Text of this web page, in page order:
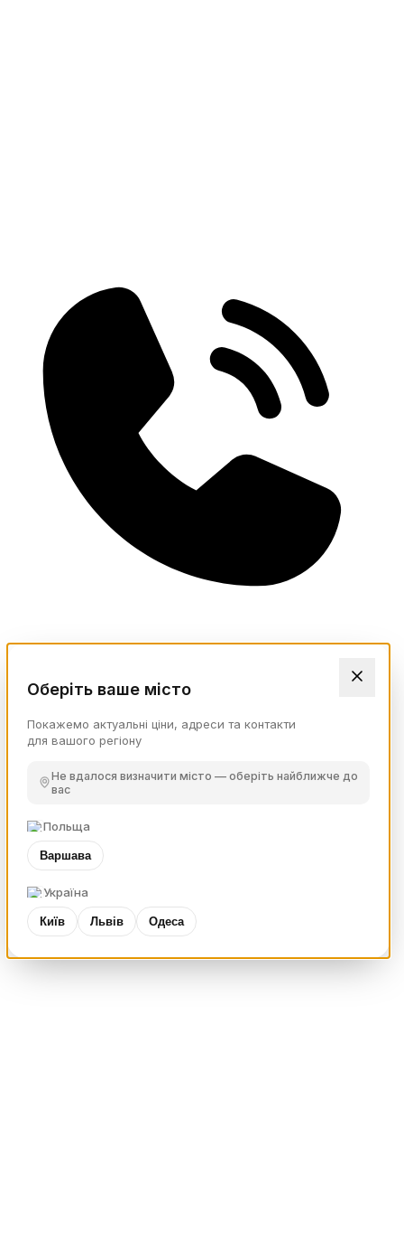
Оберіть ваше місто
Покажемо актуальні ціни, адреси та контакти
для вашого регіону
Не вдалося визначити місто — оберіть найближче до
вас
Польща
Варшава
Україна
Київ Львів Одеса